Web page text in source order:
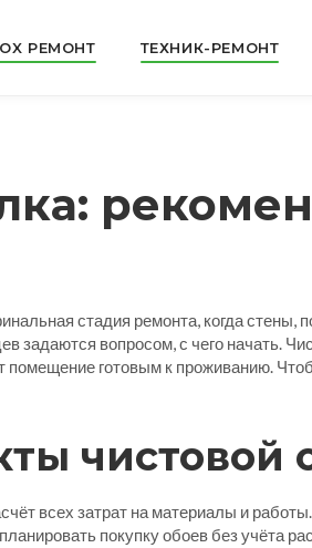
РЕМОНТ ТЕХНИК-РЕМОНТ
стадия ремонта, когда стены,
задаются вопросом, с чего начать.
помещение готовым к проживанию.
чистовой
всех затрат на материалы и работы
покупку обоев без учёта